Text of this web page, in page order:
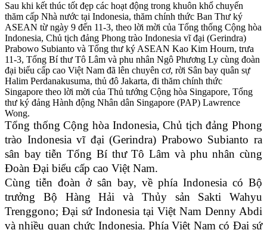
Sau khi kết thúc tốt đẹp các hoạt động trong khuôn khổ chuyến
thăm cấp Nhà nước tại Indonesia, thăm chính thức Ban Thư ký
ASEAN từ ngày 9 đến 11-3, theo lời mời của Tổng thống Cộng hòa
Indonesia, Chủ tịch đảng Phong trào Indonesia vĩ đại (Gerindra)
Prabowo Subianto và Tổng thư ký ASEAN Kao Kim Hourn, trưa
11-3, Tổng Bí thư Tô Lâm và phu nhân Ngô Phương Ly cùng đoàn
đại biểu cấp cao Việt Nam đã lên chuyên cơ, rời Sân bay quân sự
Halim Perdanakusuma, thủ đô Jakarta, đi thăm chính thức
Singapore theo lời mời của Thủ tướng Cộng hòa Singapore, Tổng
thư ký đảng Hành động Nhân dân Singapore (PAP) Lawrence
Wong.
Tổng thống Cộng hòa Indonesia, Chủ tịch đảng Phong
trào Indonesia vĩ đại (Gerindra) Prabowo Subianto ra
sân bay tiễn Tổng Bí thư Tô Lâm và phu nhân cùng
Đoàn Đại biểu cấp cao Việt Nam.
Cùng tiễn đoàn ở sân bay, về phía Indonesia có Bộ
trưởng Bộ Hàng Hải và Thủy sản Sakti Wahyu
Trenggono; Đại sứ Indonesia tại Việt Nam Denny Abdi
và nhiều quan chức Indonesia. Phía Việt Nam có Đại sứ